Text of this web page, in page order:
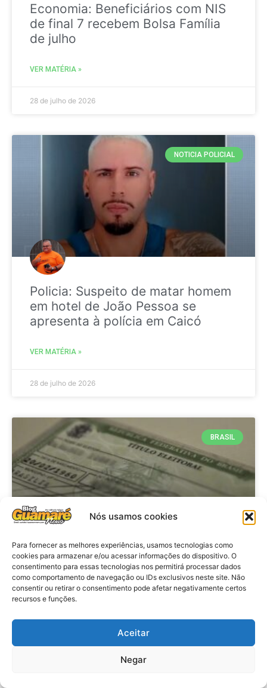
Nós usamos cookies
Para fornecer as melhores experiências, usamos tecnologias como
cookies para armazenar e/ou acessar informações do dispositivo. O
consentimento para essas tecnologias nos permitirá processar dados
como comportamento de navegação ou IDs exclusivos neste site. Não
consentir ou retirar o consentimento pode afetar negativamente certos
recursos e funções.
Aceitar
Negar
Economia: Beneficiários com NIS
de final 7 recebem Bolsa Família
de julho
VER MATÉRIA »
28 de julho de 2026
NOTICIA POLICIAL
Policia: Suspeito de matar homem
em hotel de João Pessoa se
apresenta à polícia em Caicó
VER MATÉRIA »
28 de julho de 2026
BRASIL
Brasil: Policia Federal investiga
753 casos de crimes eleitorais
antes das eleições